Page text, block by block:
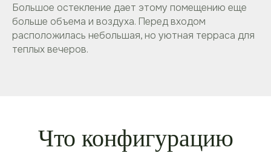
Большое остекление дает этому помещению еще
больше объема и воздуха. Перед входом
расположилась небольшая, но уютная терраса для
теплых вечеров.
Что конфигурацию